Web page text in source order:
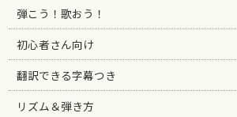
弾こう！歌おう！
初心者さん向け
翻訳できる字幕つき
リズム＆弾き方